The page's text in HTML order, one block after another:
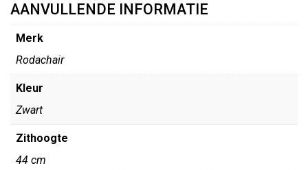
AANVULLENDE INFORMATIE
Merk
Rodachair
Kleur
Zwart
Zithoogte
44 cm